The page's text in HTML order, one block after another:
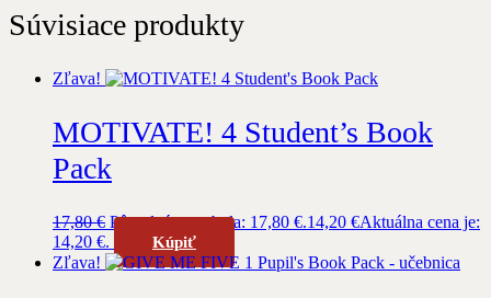
Súvisiace produkty
Zľava!
MOTIVATE! 4 Student’s Book
Pack
17,80€ Pôvodná cena bola: 17,80 €.14,20 €Aktuálna cena je:
14,20 €.
Kúpiť
Zľava!